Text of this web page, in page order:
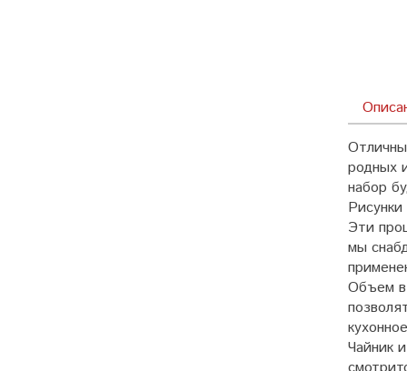
родных
набор
Эти
мы
Объем в
Чайник